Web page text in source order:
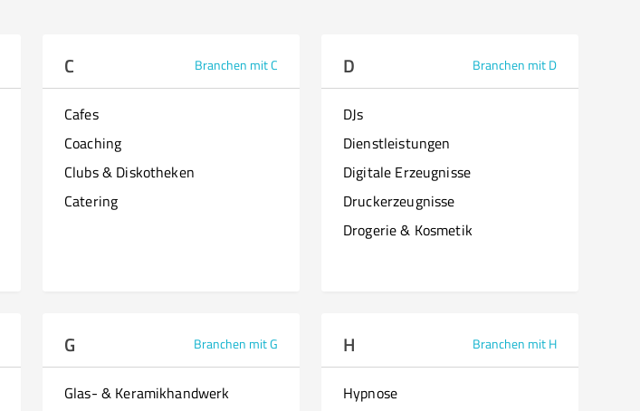
C Branchen mit C
Cafes
Coaching
Clubs & Diskotheken
Catering
D Branchen mit D
DJs
Dienstleistungen
Digitale Erzeugnisse
Druckerzeugnisse
Drogerie & Kosmetik
G Branchen mit G
Glas- & Keramikhandwerk
H Branchen mit H
Hypnose